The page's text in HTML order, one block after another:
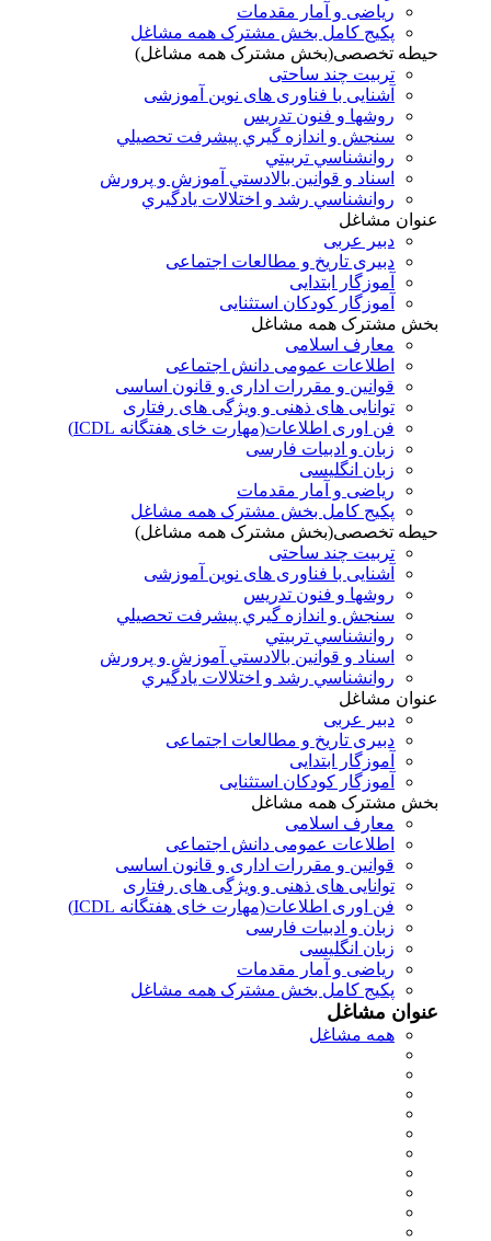
ریاضی و آمار مقدمات
پکیج کامل بخش مشترک همه مشاغل
حیطه تخصصی(بخش مشترک همه مشاغل)
تربیت چند ساحتی
آشنایی با فناوری های نوین آموزشی
روشها و فنون تدريس
سنجش و اندازه گيري پيشرفت تحصيلي
روانشناسي تربيتي
اسناد و قوانين بالادستي آموزش و پرورش
روانشناسي رشد و اختلالات يادگيري
عنوان مشاغل
دبير عربی
دبیری تاریخ و مطالعات اجتماعی
آموزگار ابتدایی
آموزگار کودکان استثنایی
بخش مشترک همه مشاغل
معارف اسلامی
اطلاعات عمومی دانش اجتماعی
قوانین و مقررات اداری و قانون اساسی
توانایی های ذهنی و ویژگی های رفتاری
فن اوری اطلاعات(مهارت خای هفتگانه ICDL)
زبان و ادبیات فارسی
زبان انگلیسی
ریاضی و آمار مقدمات
پکیج کامل بخش مشترک همه مشاغل
حیطه تخصصی(بخش مشترک همه مشاغل)
تربیت چند ساحتی
آشنایی با فناوری های نوین آموزشی
روشها و فنون تدريس
سنجش و اندازه گيري پيشرفت تحصيلي
روانشناسي تربيتي
اسناد و قوانين بالادستي آموزش و پرورش
روانشناسي رشد و اختلالات يادگيري
عنوان مشاغل
دبير عربی
دبیری تاریخ و مطالعات اجتماعی
آموزگار ابتدایی
آموزگار کودکان استثنایی
بخش مشترک همه مشاغل
معارف اسلامی
اطلاعات عمومی دانش اجتماعی
قوانین و مقررات اداری و قانون اساسی
توانایی های ذهنی و ویژگی های رفتاری
فن اوری اطلاعات(مهارت خای هفتگانه ICDL)
زبان و ادبیات فارسی
زبان انگلیسی
ریاضی و آمار مقدمات
پکیج کامل بخش مشترک همه مشاغل
عنوان مشاغل
همه مشاغل